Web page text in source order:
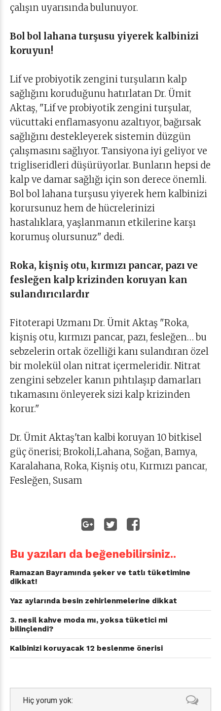
çalışın uyarısında bulunuyor.
Bol bol lahana turşusu yiyerek kalbinizi
koruyun!
Lif ve probiyotik zengini turşuların kalp
sağlığını koruduğunu hatırlatan Dr. Ümit
Aktaş, "Lif ve probiyotik zengini turşular,
vücuttaki enflamasyonu azaltıyor, bağırsak
sağlığını destekleyerek sistemin düzgün
çalışmasını sağlıyor. Tansiyona iyi geliyor ve
trigliseridleri düşürüyorlar. Bunların hepsi de
kalp ve damar sağlığı için son derece önemli.
Bol bol lahana turşusu yiyerek hem kalbinizi
korursunuz hem de hücrelerinizi
hastalıklara, yaşlanmanın etkilerine karşı
korumuş olursunuz" dedi.
Roka, kişniş otu, kırmızı pancar, pazı ve
fesleğen kalp krizinden koruyan kan
sulandırıcılardır
Fitoterapi Uzmanı Dr. Ümit Aktaş "Roka,
kişniş otu, kırmızı pancar, pazı, fesleğen… bu
sebzelerin ortak özelliği kanı sulandıran özel
bir molekül olan nitrat içermeleridir. Nitrat
zengini sebzeler kanın pıhtılaşıp damarları
tıkamasını önleyerek sizi kalp krizinden
korur."
Dr. Ümit Aktaş'tan kalbi koruyan 10 bitkisel
güç önerisi; Brokoli,Lahana, Soğan, Bamya,
Karalahana, Roka, Kişniş otu, Kırmızı pancar,
Fesleğen, Susam
Bu yazıları da beğenebilirsiniz..
Ramazan Bayramında şeker ve tatlı tüketimine
dikkat!
Yaz aylarında besin zehirlenmelerine dikkat
3. nesil kahve moda mı, yoksa tüketici mi
bilinçlendi?
Kalbinizi koruyacak 12 beslenme önerisi
Hiç yorum yok: